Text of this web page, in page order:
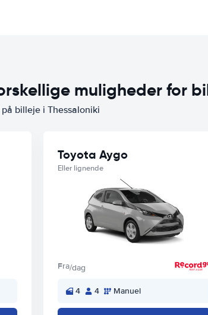
muligheder for
billeje i Thessaloniki
Toyota Aygo
Eller lignende
Fra/dag
4 4 Manuel